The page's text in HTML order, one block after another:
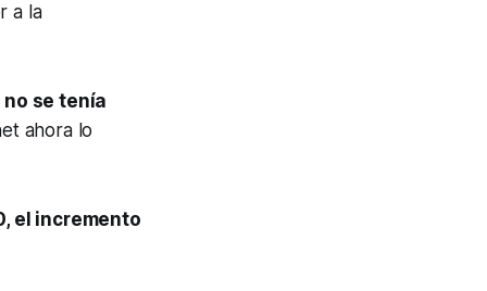
a la
se tenía
ahora lo
el incremento